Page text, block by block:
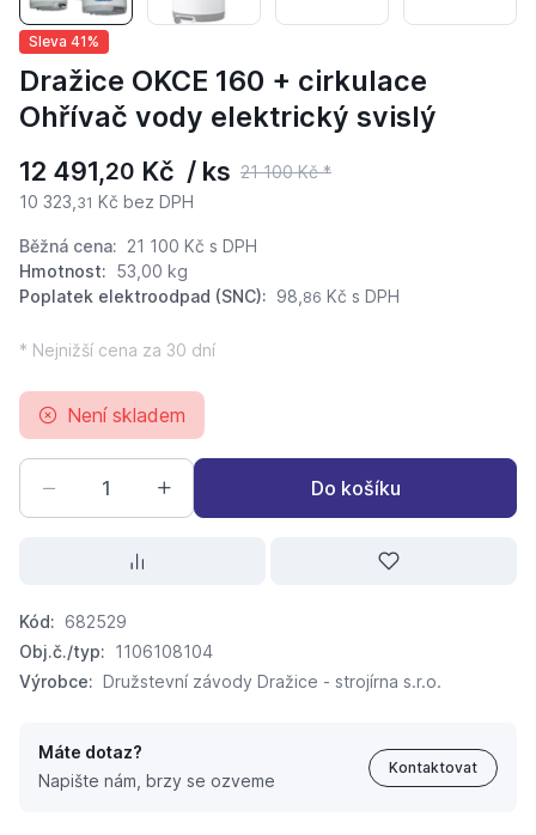
Sleva 41%
Dražice OKCE 160 + cirkulace
Ohřívač vody elektrický svislý
12 491,20 Kč / ks 21 100 Kč *
10 323, 31 Kč bez DPH
Běžná cena: 21 100 Kč s DPH
Hmotnost: 53,00 kg
Poplatek elektroodpad (SNC): 98, 86 Kč s DPH
* Nejnižší cena za 30 dní
Není skladem
Do košíku
Kód: 682529
Obj.č./typ: 1106108104
Výrobce: Družstevní závody Dražice - strojírna s.r.o.
Máte dotaz?
Napište nám, brzy se ozveme
Kontaktovat